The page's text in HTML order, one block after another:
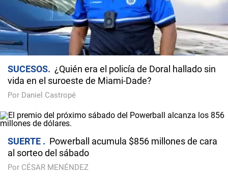
SUCESOS
¿Quién era el policía de Doral hallado sin
vida en el suroeste de Miami-Dade?
Por Daniel Castropé
SUERTE
Powerball acumula $856 millones de cara
al sorteo del sábado
Por CÉSAR MENÉNDEZ